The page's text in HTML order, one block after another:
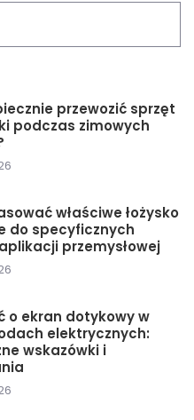
przewozić sprzęt
podczas zimowych
właściwe łożysko
do specyficznych
przemysłowej
o ekran dotykowy w
elektrycznych:
wskazówki i